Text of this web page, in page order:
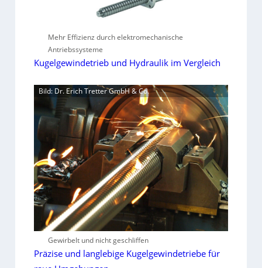
Mehr Effizienz durch elektromechanische
Antriebssysteme
Kugelgewindetrieb und Hydraulik im Vergleich
Bild: Dr. Erich Tretter GmbH & Co.
Gewirbelt und nicht geschliffen
Präzise und langlebige Kugelgewindetriebe für